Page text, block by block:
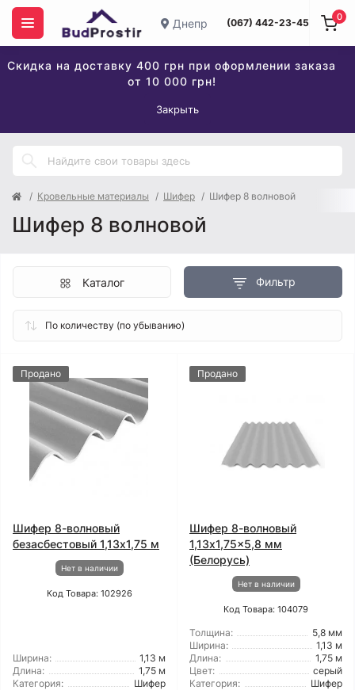
Днепр (067) 442-23-45
Скидка на доставку 400 грн при оформлении заказа
от 10 000 грн!
Закрыть
0
Кровельные материалы Шифер Шифер 8 волновой
Шифер 8 волновой
Фильтр
Каталог
Продано
Шифер 8-волновый
безасбестовый 1,13x1,75 м
Нет в наличии
Код Товара: 102926
Ширина:
1,13 м
Длина:
1,75 м
Категория:
Шифер
Продано
Шифер 8-волновый
1,13x1,75x5,8 мм
(Белорусь)
Нет в наличии
Код Товара: 104079
Толщина:
5,8 мм
Ширина:
1,13 м
Длина:
1,75 м
Цвет:
серый
Категория:
Шифер